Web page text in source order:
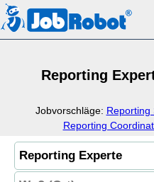
Reporting
Jobvorschläge: Reporting
Reporting